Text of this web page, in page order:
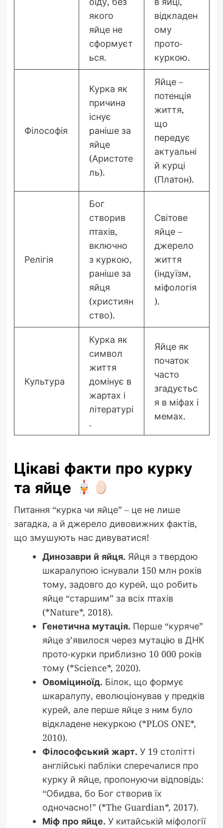
якого
яйце не
сформуєт
ься.
відкладен
ому
прото-
куркою.
Філософія
Курка як
причина
існує
раніше за
яйце
(Аристоте
ль).
Яйце –
потенція
життя,
що
передує
актуальні
й курці
(Платон).
Релігія
Бог
створив
птахів,
включно
з куркою,
раніше за
яйця
(християн
ство).
Світове
яйце –
джерело
життя
(індуїзм,
міфологія
).
Культура
Курка як
символ
життя
домінує в
жартах і
літературі
.
Яйце як
початок
часто
згадуєтьс
я в міфах і
мемах.
Цікаві факти про курку
та яйце
Питання “курка чи яйце” – це не лише
загадка, а й джерело дивовижних фактів,
що змушують нас дивуватися!
Динозаври й яйця. Яйця з твердою
шкаралупою існували 150 млн років
тому, задовго до курей, що робить
яйце “старшим” за всіх птахів
(*Nature*, 2018).
Генетична мутація. Перше “куряче”
яйце з’явилося через мутацію в ДНК
прото-курки приблизно 10 000 років
тому (*Science*, 2020).
Овоміциноїд. Білок, що формує
шкаралупу, еволюціонував у предків
курей, але перше яйце з ним було
відкладене некуркою (*PLOS ONE*,
2010).
Філософський жарт. У 19 столітті
англійські пабліки сперечалися про
курку й яйце, пропонуючи відповідь:
“Обидва, бо Бог створив їх
одночасно!” (*The Guardian*, 2017).
Міф про яйце. У китайській міфології